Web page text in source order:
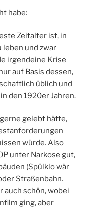
habe:
Zeitalter ist, in
leben und zwar
irgendeine Krise
auf Basis dessen,
üblich und
den 1920er Jahren.
gelebt hätte,
würde. Also
unter Narkose gut,
(Spülklo wär
Straßenbahn.
auch schön, wobei
ging, aber